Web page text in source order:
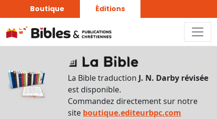
Boutique Éditions
La Bible traduction J. N. Darby révisée
est disponible.
Commandez directement sur notre
site boutique.editeurbpc.com
du
livre